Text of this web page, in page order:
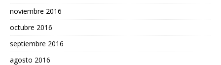
noviembre 2016
octubre 2016
septiembre 2016
agosto 2016